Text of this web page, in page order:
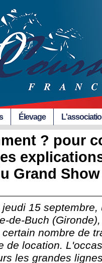
Élevage
? pour
Grand
15
de-Buch
nombre de
de location.
les grandes